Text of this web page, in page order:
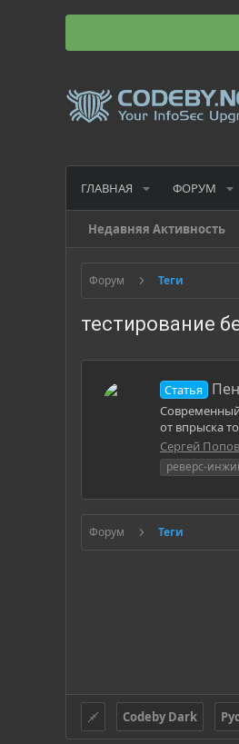
ГЛАВНАЯ ФОРУМ
Недавняя Активность
Форум Теги
тестирование
Статья
Современный
от впрыска
Сергей Попов
реверс-
Форум Теги
Codeby Dark